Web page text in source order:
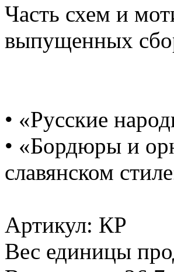
Часть схем и
выпущенных
• «Русские
• «Бордюры и
славянском
Артикул: КР
Вес единицы